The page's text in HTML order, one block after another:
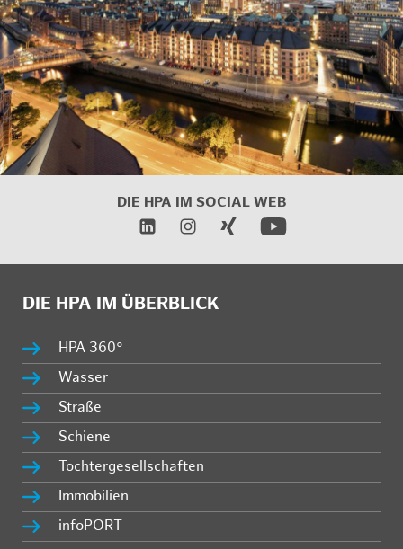
DIE HPA IM SOCIAL WEB
DIE HPA IM ÜBERBLICK
HPA 360°
Wasser
Straße
Schiene
Tochtergesellschaften
Immobilien
infoPORT